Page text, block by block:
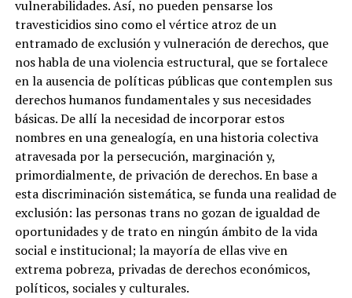
vulnerabilidades. Así, no pueden pensarse los
travesticidios sino como el vértice atroz de un
entramado de exclusión y vulneración de derechos, que
nos habla de una violencia estructural, que se fortalece
en la ausencia de políticas públicas que contemplen sus
derechos humanos fundamentales y sus necesidades
básicas. De allí la necesidad de incorporar estos
nombres en una genealogía, en una historia colectiva
atravesada por la persecución, marginación y,
primordialmente, de privación de derechos. En base a
esta discriminación sistemática, se funda una realidad de
exclusión: las personas trans no gozan de igualdad de
oportunidades y de trato en ningún ámbito de la vida
social e institucional; la mayoría de ellas vive en
extrema pobreza, privadas de derechos económicos,
políticos, sociales y culturales.